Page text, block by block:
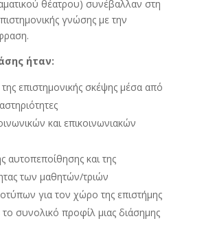
θέατρου) συνέβαλλαν στη
γνώσης με την
ήταν:
της επιστημονικής σκέψης μέσα από
και επικοινωνιακών
αυτοπεποίθησης και της
των μαθητών/τριών
για τον χώρο της επιστήμης
συνολικό προφίλ μιας διάσημης